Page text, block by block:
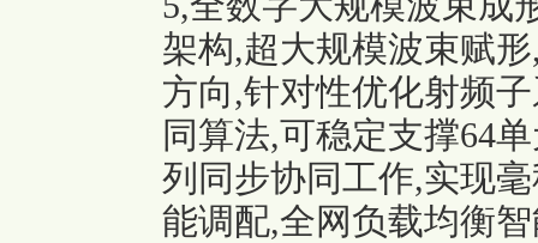
架构,超大规模波束赋
方向,针对性优化射频
同算法,可稳定支撑64
列同步协同工作,实现
能调配,全网负载均衡